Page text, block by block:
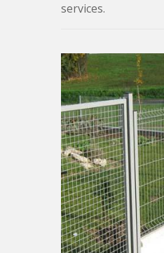
services.